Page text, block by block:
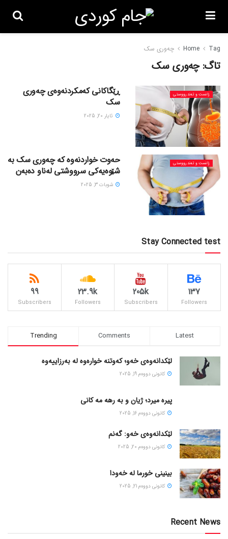
Home Tag چەوری سک
تاگ:چەوری سک
زانست و تەندرووستی
ڕێگاکانی کەمکردنەوەی چەوری
سک
ئایار 20, 2025
زانست و تەندرووستی
حەوت خواردنەوە کە چەوری سک بە
شێوەیەکی سرووشتی لەناو دەبەن
شوبات 3, 2025
Stay Connected test
137
Followers
205k
Subscribers
23.9k
Followers
99
Subscribers
Trending Comments Latest
لێکدانەوەی خەو؛ کەوتنە خوارەوە لە بەرزاییەوە
كانونی دووه‌م 19, 2025
پیره میرد؛ ژیان و به رهه مه کانی
كانونی دووه‌م 16, 2025
لێکدانەوەی خەو: گەنم
كانونی دووه‌م 20, 2025
بینینی خورما لە خەودا
كانونی دووه‌م 21, 2025
Recent News